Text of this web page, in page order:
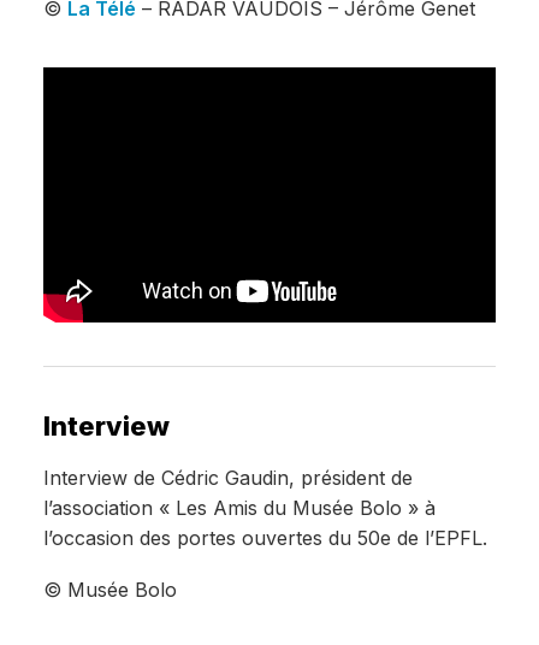
© La Télé – RADAR VAUDOIS – Jérôme Genet
Interview
Interview de Cédric Gaudin, président de
l’association « Les Amis du Musée Bolo » à
l’occasion des portes ouvertes du 50e de l’EPFL.
© Musée Bolo